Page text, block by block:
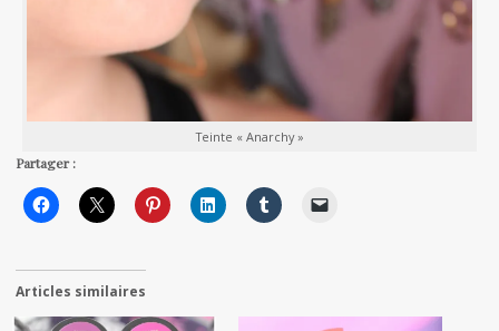
Teinte « Anarchy »
Partager :
Articles similaires